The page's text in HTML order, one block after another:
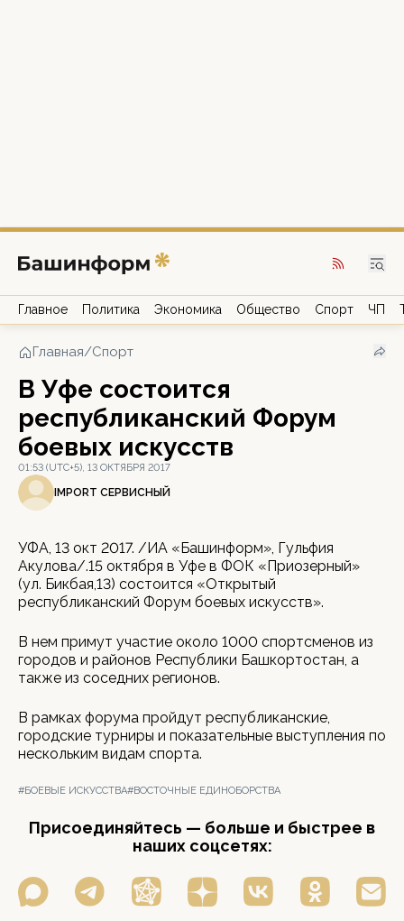
Главное Политика Экономика Общество Спорт ЧП
Главная/Спорт
В Уфе состоится
республиканский Форум
боевых искусств
01:53 (UTC+5), 13 ОКТЯБРЯ 2017
IMPORT СЕРВИСНЫЙ
УФА, 13 окт 2017. /ИА «Башинформ», Гульфия
Акулова/.15 октября в Уфе в ФОК «Приозерный»
(ул. Бикбая,13) состоится «Открытый
республиканский Форум боевых искусств».
В нем примут участие около 1000 спортсменов из
городов и районов Республики Башкортостан, а
также из соседних регионов.
В рамках форума пройдут республиканские,
городские турниры и показательные выступления по
нескольким видам спорта.
#БОЕВЫЕ ИСКУССТВА#ВОСТОЧНЫЕ ЕДИНОБОРСТВА
Присоединяйтесь — больше и быстрее в
наших соцсетях: